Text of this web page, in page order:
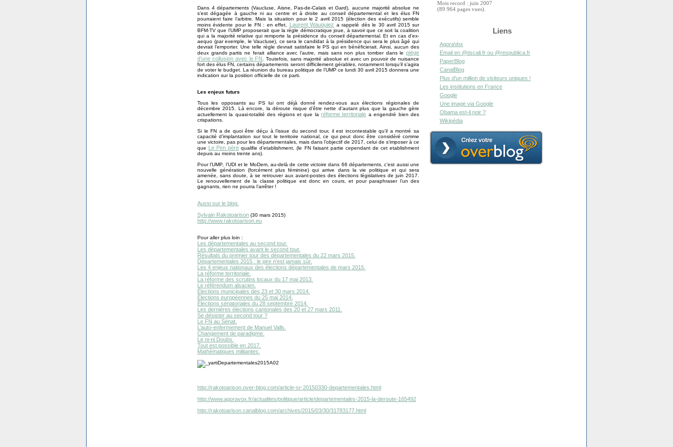
Dans 4 départements (Vaucluse, Aisne, Pas-de-Calais et Gard), aucune majorité absolue ne
s’est dégagée à gauche ni au centre et à droite au conseil départemental et les élus FN
pourraient faire l’arbitre. Mais la situation pour le 2 avril 2015 (élection des exécutifs) semble
moins évidente pour le FN : en effet,
Laurent Wauquiez a rappelé dès le 30 avril 2015 sur
BFM-TV que l’UMP proposerait que la règle démocratique joue, à savoir que ce soit la coalition
qui a la majorité relative qui remporte la présidence du conseil départemental. Et en cas d’ex-
aequo (par exemple, le Vaucluse), ce sera le candidat à la présidence qui sera le plus âgé qui
devrait l’emporter. Une telle règle devrait satisfaire le PS qui en bénéficierait. Ainsi, aucun des
deux grands partis ne ferait alliance avec l’autre, mais sans non plus tomber dans le piège
d’une collusion avec le FN . Toutefois, sans majorité absolue et avec un pouvoir de nuisance
fort des élus FN, certains départements seront difficilement gérables, notamment lorsqu’il s’agira
de voter le budget. La réunion du bureau politique de l’UMP ce lundi 30 avril 2015 donnera une
indication sur la position officielle de ce parti.
Les enjeux futurs
Tous les opposants au PS lui ont déjà donné rendez-vous aux élections régionales de
décembre 2015. Là encore, la déroute risque d’être nette d’autant plus que la gauche gère
actuellement la quasi-totalité des régions et que laréforme territoriale a engendré bien des
crispations.
Si le FN a de quoi être déçu à l’issue du second tour, il est incontestable qu’il a montré sa
capacité d’implantation sur tout le territoire national, ce qui peut donc être considéré comme
une victoire, pas pour les départementales, mais dans l’objectif de 2017, celui de s’imposer à ce
que
Le Pen père qualifie d’etablishment, (le FN faisant partie cependant de cet etablishment
depuis au moins trente ans).
Pour l’UMP, l’UDI et le MoDem, au-delà de cette victoire dans 66 départements, c’est aussi une
nouvelle génération (forcément plus féminine) qui arrive dans la vie politique et qui sera
amenée, sans doute, à se retrouver aux avant-postes des élections législatives de juin 2017.
Le renouvellement de la classe politique est donc en cours, et pour paraphraser l’un des
gagnants, rien ne pourra l’arrêter !
Aussi sur le blog.
Sylvain Rakotoarison (30 mars 2015)
http://www.rakotoarison.eu
Pour aller plus loin :
Les départementales au second tour.
Les départementales avant le second tour.
Résultats du premier tour des départementales du 22 mars 2015.
Départementales 2015 : le pire n'est jamais sûr.
Les 4 enjeux nationaux des élections départementales de mars 2015.
La réforme territoriale.
La réforme des scrutins locaux du 17 mai 2013.
Le référendum alsacien.
Élections municipales des 23 et 30 mars 2014.
Élections européennes du 25 mai 2014.
Élections sénatoriales du 28 septembre 2014.
Les dernières élections cantonales des 20 et 27 mars 2011.
Se désister au second tour ?
Le FN au Sénat.
L’auto-enfermement de Manuel Valls.
Changement de paradigme.
Le ni-ni Doubs.
Tout est possible en 2017.
Mathématiques militantes.
http://rakotoarison.over-blog.com/article-sr-20150330-departementales.html
http://www.agoravox.fr/actualites/politique/article/departementales-2015-la-deroute-165492
http://rakotoarison.canalblog.com/archives/2015/03/30/31783177.html
Mois record : juin 2007
(89 964 pages vues).
Liens
AgoraVox
Email en @tiscali.fr ou @respublica.fr
PaperBlog
CanalBlog
Plus d'un million de visiteurs uniques !
Les institutions en France
Google
Une image via Google
Obama est-il noir ?
Wikipédia